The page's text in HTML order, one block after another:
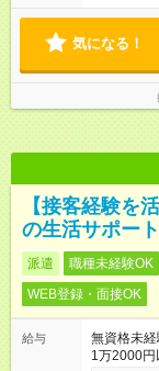
気になる！
【接客経験を
の生活サポート
派遣 職種未経験OK
WEB登録・面接OK
給与
無資格未
1万2000円